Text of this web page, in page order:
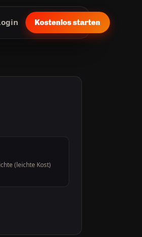
Kostenlos starten
(leichte Kost)